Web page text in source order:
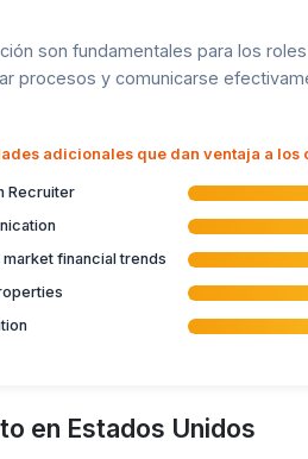
son fundamentales para los
procesos y comunicarse
adicionales que dan ventaja a los
Recruiter
market financial trends
en Estados Unidos